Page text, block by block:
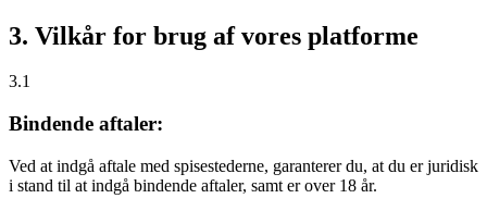
3. Vilkår for brug af vores platforme
3.1
Bindende aftaler:
Ved at indgå aftale med spisestederne, garanterer du, at du er juridisk
i stand til at indgå bindende aftaler, samt er over 18 år.